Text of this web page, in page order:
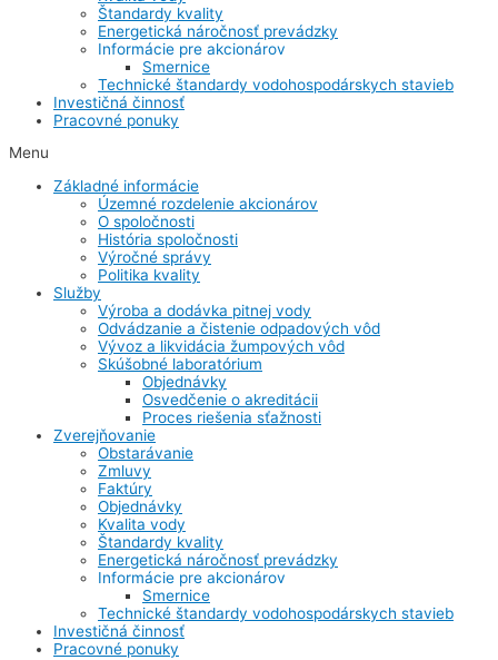
Štandardy kvality
Energetická náročnosť prevádzky
Informácie pre akcionárov
Smernice
Technické štandardy vodohospodárskych stavieb
Investičná činnosť
Pracovné ponuky
Menu
Základné informácie
Územné rozdelenie akcionárov
O spoločnosti
História spoločnosti
Výročné správy
Politika kvality
Služby
Výroba a dodávka pitnej vody
Odvádzanie a čistenie odpadových vôd
Vývoz a likvidácia žumpových vôd
Skúšobné laboratórium
Objednávky
Osvedčenie o akreditácii
Proces riešenia sťažnosti
Zverejňovanie
Obstarávanie
Zmluvy
Faktúry
Objednávky
Kvalita vody
Štandardy kvality
Energetická náročnosť prevádzky
Informácie pre akcionárov
Smernice
Technické štandardy vodohospodárskych stavieb
Investičná činnosť
Pracovné ponuky